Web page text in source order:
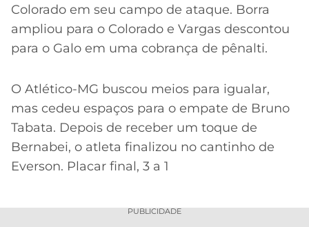
Colorado em seu campo de ataque. Borra
ampliou para o Colorado e Vargas descontou
para o Galo em uma cobrança de pênalti.
O Atlético-MG buscou meios para igualar,
mas cedeu espaços para o empate de Bruno
Tabata. Depois de receber um toque de
Bernabei, o atleta finalizou no cantinho de
Everson. Placar final, 3 a 1
PUBLICIDADE